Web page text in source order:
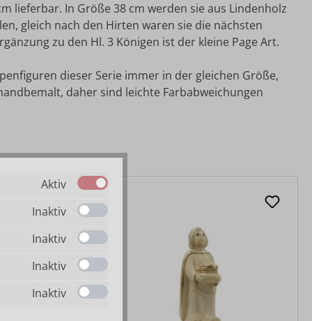
lieferbar. In Größe 38 cm werden sie aus Lindenholz
gleich nach den Hirten waren sie die nächsten
zu den Hl. 3 Königen ist der kleine Page Art.
dieser Serie immer in der gleichen Größe,
daher sind leichte Farbabweichungen
Aktiv
Inaktiv
Inaktiv
Inaktiv
Inaktiv